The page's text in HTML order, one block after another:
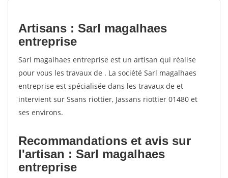
rapidement en
4,8 (100%) 255
Artisans : Sarl magalhaes
entreprise
Sarl magalhaes entreprise est un artisan qui réalise
pour vous les travaux de . La société Sarl magalhaes
entreprise est spécialisée dans les travaux de et
intervient sur Ssans riottier, Jassans riottier 01480 et
ses environs.
Recommandations et avis sur
l'artisan : Sarl magalhaes
entreprise